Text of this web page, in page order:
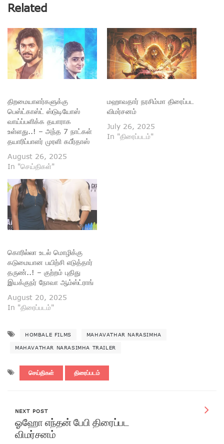
Related
திறமையாளர்களுக்கு
பெஸ்ட்காஸ்ட் ஸ்டுடியோஸ்
வாய்ப்பளிக்க தயாராக
உள்ளது..! – அந்த 7 நாட்கள்
தயாரிப்பாளர் முரளி கபீர்தாஸ்
August 26, 2025
In "செய்திகள்"
மஹாவதார் நரசிம்மா திரைப்பட
விமர்சனம்
July 26, 2025
In "திரைப்படம்"
கொரில்லா உடல் மொழிக்கு
கடுமையான பயிற்சி எடுத்தார்
தருண்..! – குற்றம் புதிது
இயக்குநர் நோவா ஆம்ஸ்ட்ராங்
August 20, 2025
In "திரைப்படம்"
HOMBALE FILMS MAHAVATHAR NARASIMHA
MAHAVATHAR NARASIMHA TRAILER
செய்திகள் திரைப்படம்
NEXT POST
ஓஹோ எந்தன் பேபி திரைப்பட
விமர்சனம்